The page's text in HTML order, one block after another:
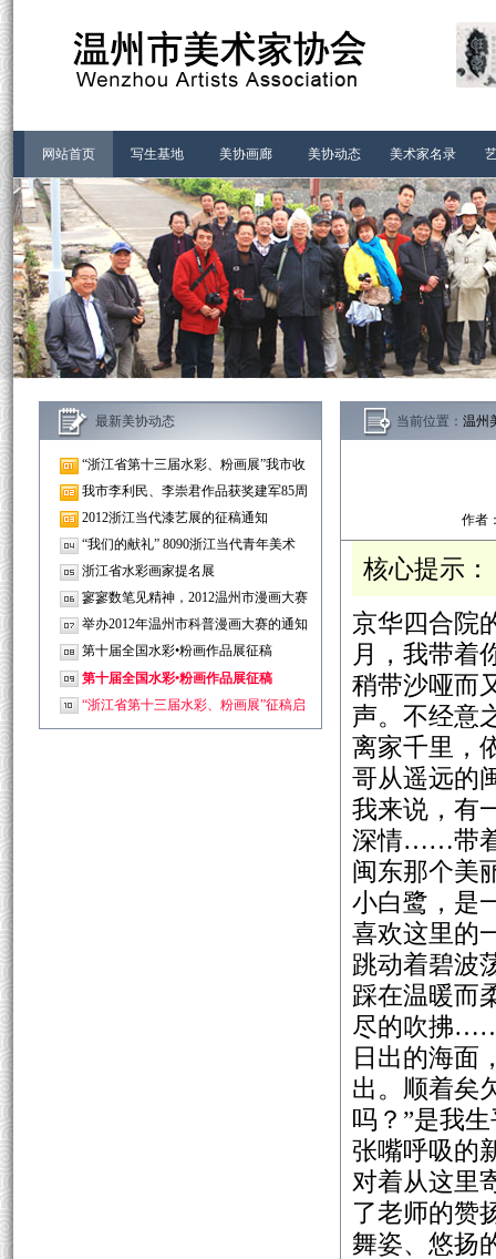
网站首页
写生基地 美协画廊 美协动态 美术家名录
最新美协动态
“浙江省第十三届水彩、粉画展”我市收
我市李利民、李崇君作品获奖建军85周
年 2012浙江当代漆艺展的征稿通知
“我们的献礼” 8090浙江当代青年美术
浙江省水彩画家提名展
寥寥数笔见精神，2012温州市漫画大赛
拉 举办2012年温州市科普漫画大赛的通知
第十届全国水彩•粉画作品展征稿
第十届全国水彩•粉画作品展征稿
“浙江省第十三届水彩、粉画展”征稿启
当前位置： 温州
作者
核心提示：
京华四合院
月，我带着
稍带沙哑而
声。不经意
离家千里，
哥从遥远的
我来说，有
深情……带着
闽东那个美
小白鹭，是
喜欢这里的
跳动着碧波
踩在温暖而
尽的吹拂
日出的海面
出。顺着矣
吗？”是我
张嘴呼吸的
对着从这里
了老师的赞
舞姿、悠扬